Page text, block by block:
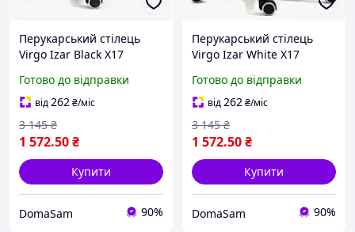
Перукарський стілець
Virgo Izar Black X17
Готово до відправки
від262₴/міс
1 572.50₴
3 145 ₴
Купити
DomaSam 90%
Перукарський стілець
Virgo Izar White X17
Готово до відправки
від262₴/міс
1 572.50₴
3 145 ₴
Купити
DomaSam 90%